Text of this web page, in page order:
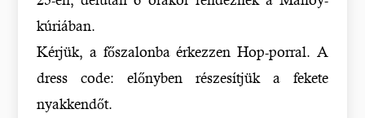
kúriában.
Kérjük, a főszalonba érkezzen Hop-porral. A
dress code: előnyben részesítjük a fekete
nyakkendőt.